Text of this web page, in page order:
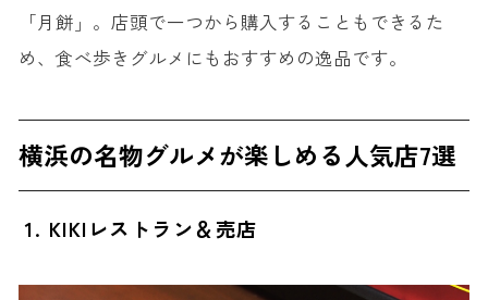
「月餅」。店頭で一つから購入することもできるた
め、食べ歩きグルメにもおすすめの逸品です。
横浜の名物グルメが楽しめる人気店7選
1. KIKIレストラン＆売店